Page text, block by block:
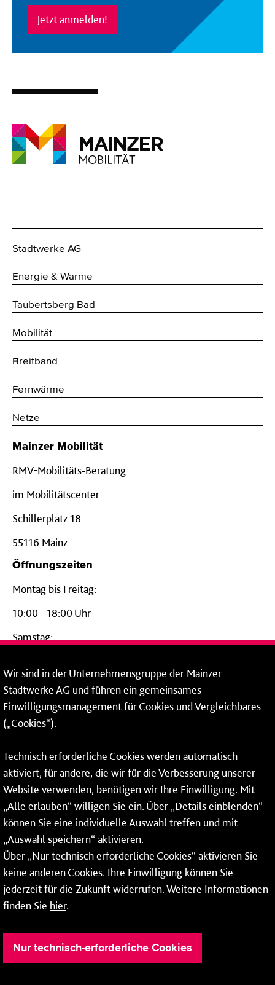
Jetzt anmelden!
Stadtwerke AG
Energie & Wärme
Taubertsberg Bad
Mobilität
Breitband
Fernwärme
Netze
Mainzer Mobilität
RMV-Mobilitäts-Beratung
im Mobilitätscenter
Schillerplatz 18
55116 Mainz
Öffnungszeiten
Montag bis Freitag:
10:00 - 18:00 Uhr
Samstag:
24-Stunden-Telefon*
06131 – 12 77 77
Fax: 06131 – 12 66 66
* Montags bis freitags bis 7 und ab 18 Uhr sowie an
Wochenenden und Feiertagen ganztags werden Ihre
Anrufe je nach Themenauswahl an ein Callcenter des
RMV oder von nextbike weitergeleitet. Dort erhalten Sie
ausschließlich Auskünfte zum Fahrplan bzw. zu
meinRad.
Wirsind in derUnternehmensgruppe der Mainzer
Stadtwerke AG und führen ein gemeinsames
Einwilligungsmanagement für Cookies und Vergleichbares
(„Cookies“).
Technisch erforderliche Cookies werden automatisch
aktiviert, für andere, die wir für die Verbesserung unserer
Website verwenden, benötigen wir Ihre Einwilligung. Mit
„Alle erlauben“ willigen Sie ein. Über „Details einblenden“
können Sie eine individuelle Auswahl treffen und mit
„Auswahl speichern“ aktivieren.
Über „Nur technisch erforderliche Cookies“ aktivieren Sie
keine anderen Cookies. Ihre Einwilligung können Sie
jederzeit für die Zukunft widerrufen. Weitere Informationen
finden Sie hier.
Nur technisch-erforderliche Cookies